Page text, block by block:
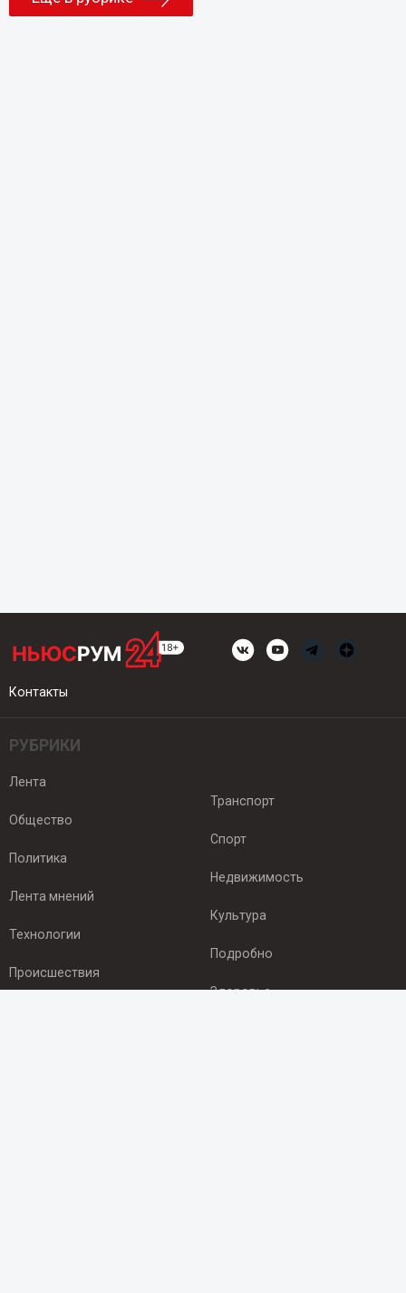
Контакты
РУБРИКИ
Лента
Общество
Политика
Лента мнений
Технологии
Происшествия
Транспорт
Спорт
Недвижимость
Культура
Подробно
Здоровье